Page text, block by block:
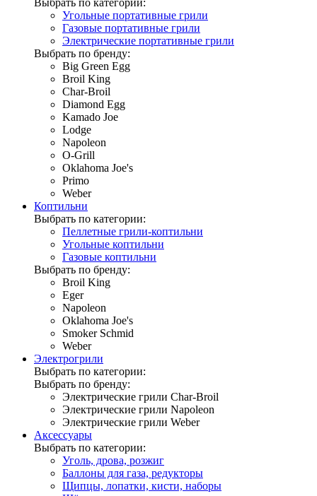
Угольные портативные грили
Газовые портативные грили
Электрические портативные грили
Выбрать по бренду:
Big Green Egg
Broil King
Char-Broil
Diamond Egg
Kamado Joe
Lodge
Napoleon
O-Grill
Oklahoma Joe's
Primo
Weber
Коптильни
Выбрать по категории:
Пеллетные грили-коптильни
Угольные коптильни
Газовые коптильни
Выбрать по бренду:
Broil King
Eger
Napoleon
Oklahoma Joe's
Smoker Schmid
Weber
Электрогрили
Выбрать по категории:
Выбрать по бренду:
Электрические грили Char-Broil
Электрические грили Napoleon
Электрические грили Weber
Аксессуары
Выбрать по категории:
Уголь, дрова, розжиг
Баллоны для газа, редукторы
Щипцы, лопатки, кисти, наборы